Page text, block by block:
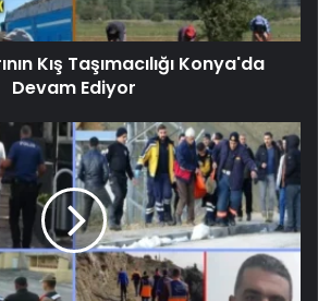
Kış Taşımacılığı Konya'da
Devam Ediyor